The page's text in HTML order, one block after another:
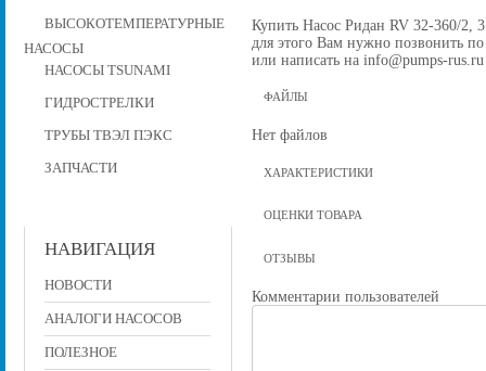
ВЫСОКОТЕМПЕРАТУРНЫЕ
НАСОСЫ
НАСОСЫ TSUNAMI
ГИДРОСТРЕЛКИ
ТРУБЫ ТВЭЛ ПЭКС
ЗАПЧАСТИ
НАВИГАЦИЯ
НОВОСТИ
АНАЛОГИ НАСОСОВ
ПОЛЕЗНОЕ
Купить Насос Ридан RV 32-360/2,
для этого Вам нужно позвонить
или написать на info@pumps-rus.ru
ФАЙЛЫ
Нет файлов
ХАРАКТЕРИСТИКИ
ОЦЕНКИ ТОВАРА
ОТЗЫВЫ
Комментарии пользователей